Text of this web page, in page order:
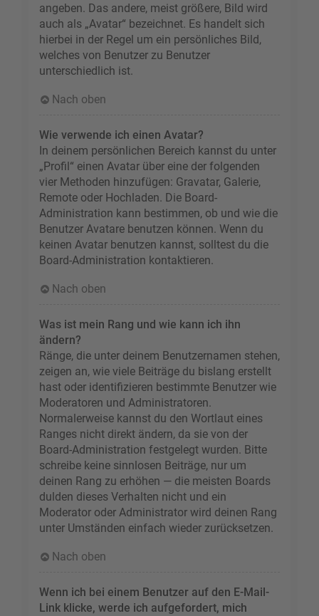
angeben. Das andere, meist größere, Bild wird
auch als „Avatar“ bezeichnet. Es handelt sich
hierbei in der Regel um ein persönliches Bild,
welches von Benutzer zu Benutzer
unterschiedlich ist.
Nach oben
Wie verwende ich einen Avatar?
In deinem persönlichen Bereich kannst du unter
„Profil“ einen Avatar über eine der folgenden
vier Methoden hinzufügen: Gravatar, Galerie,
Remote oder Hochladen. Die Board-
Administration kann bestimmen, ob und wie die
Benutzer Avatare benutzen können. Wenn du
keinen Avatar benutzen kannst, solltest du die
Board-Administration kontaktieren.
Nach oben
Was ist mein Rang und wie kann ich ihn
ändern?
Ränge, die unter deinem Benutzernamen stehen,
zeigen an, wie viele Beiträge du bislang erstellt
hast oder identifizieren bestimmte Benutzer wie
Moderatoren und Administratoren.
Normalerweise kannst du den Wortlaut eines
Ranges nicht direkt ändern, da sie von der
Board-Administration festgelegt wurden. Bitte
schreibe keine sinnlosen Beiträge, nur um
deinen Rang zu erhöhen — die meisten Boards
dulden dieses Verhalten nicht und ein
Moderator oder Administrator wird deinen Rang
unter Umständen einfach wieder zurücksetzen.
Nach oben
Wenn ich bei einem Benutzer auf den E-Mail-
Link klicke, werde ich aufgefordert, mich